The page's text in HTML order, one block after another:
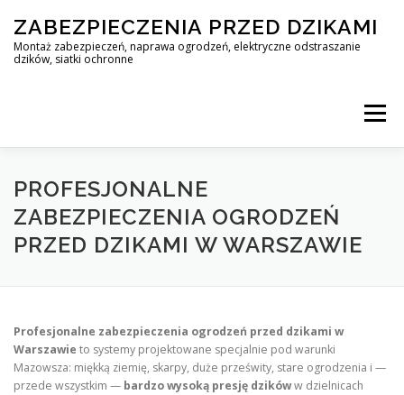
content
ZABEZPIECZENIA PRZED DZIKAMI
Montaż zabezpieczeń, naprawa ogrodzeń, elektryczne odstraszanie
dzików, siatki ochronne
Menu
STOP DZIK
PROFESJONALNA OCHRONA PRZED DZIKAMI • WARSZAWA
KONTAKT
PROFESJONALNE
ZABEZPIECZENIA OGRODZEŃ
PRZED DZIKAMI W WARSZAWIE
Profesjonalne zabezpieczenia ogrodzeń przed dzikami w
Warszawie to systemy projektowane specjalnie pod warunki
Mazowsza: miękką ziemię, skarpy, duże prześwity, stare ogrodzenia i —
przede wszystkim — bardzo wysoką presję dzikóww dzielnicach